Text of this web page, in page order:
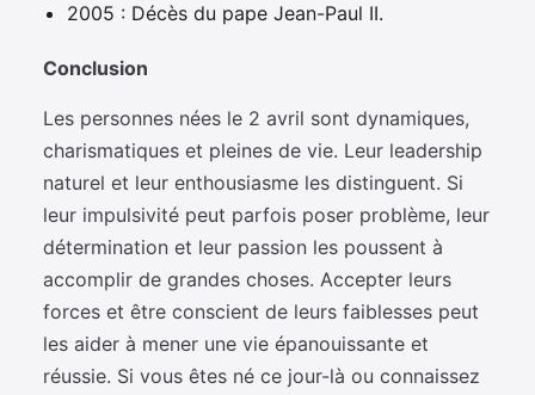
2005 : Décès du pape Jean-Paul II.
Conclusion
Les personnes nées le 2 avril sont dynamiques,
charismatiques et pleines de vie. Leur leadership
naturel et leur enthousiasme les distinguent. Si
leur impulsivité peut parfois poser problème, leur
détermination et leur passion les poussent à
accomplir de grandes choses. Accepter leurs
forces et être conscient de leurs faiblesses peut
les aider à mener une vie épanouissante et
réussie. Si vous êtes né ce jour-là ou connaissez